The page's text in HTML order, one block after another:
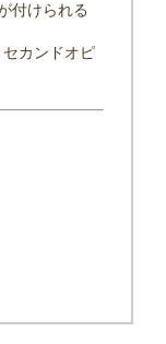
付けられる
カンドオピ